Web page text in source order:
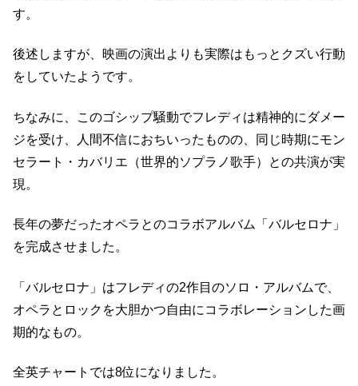
す。
後述しますが、映画の演出よりも実際はもっとクズい行動
をしていたようです。
ちなみに、このゴシップ騒動でフレディは精神的にダメー
ジを受け、人間不信におちいったものの、同じ時期にモン
セラート・カバリエ（世界的ソプラノ歌手）との共演が実
現。
長年の夢だったオペラとのコラボアルバム「バルセロナ」
を完成させました。
「バルセロナ」はフレディの2作目のソロ・アルバムで、
オペラとロックを大胆かつ自由にコラボレーションした画
期的なもの。
全英チャートでは8位になりました。